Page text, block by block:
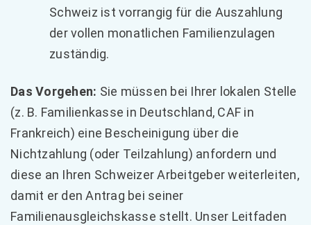
Schweiz ist vorrangig für die Auszahlung
der vollen monatlichen Familienzulagen
zuständig.
Das Vorgehen: Sie müssen bei Ihrer lokalen Stelle
(z. B. Familienkasse in Deutschland, CAF in
Frankreich) eine Bescheinigung über die
Nichtzahlung (oder Teilzahlung) anfordern und
diese an Ihren Schweizer Arbeitgeber weiterleiten,
damit er den Antrag bei seiner
Familienausgleichskasse stellt. Unser Leitfaden